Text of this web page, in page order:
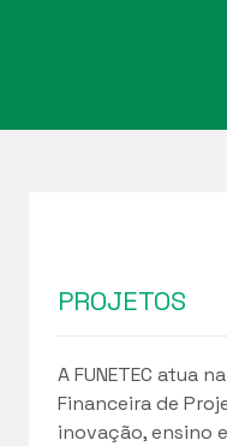
PROJETOS
A FUNETEC atua
Financeira de
inovação, ensino